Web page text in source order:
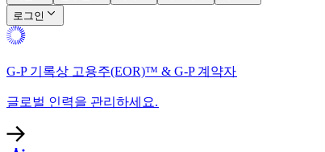
로그인​​
G-P 기록상 고용주(EOR)™ & G-P 계약자​​
글로벌 인력을 관리하세요.​​